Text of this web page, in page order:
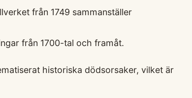
från 1749 sammanställer
från 1700-tal och framåt.
historiska dödsorsaker, vilket är